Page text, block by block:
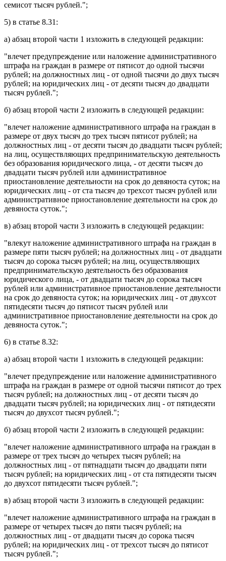
семисот тысяч рублей.";
5) в статье 8.31 :
а) абзац второй части 1 изложить в следующей редакции:
"влечет предупреждение или наложение административного
штрафа на граждан в размере от пятисот до одной тысячи
рублей; на должностных лиц - от одной тысячи до двух тысяч
рублей; на юридических лиц - от десяти тысяч до двадцати
тысяч рублей.";
б) абзац второй части 2 изложить в следующей редакции:
"влечет наложение административного штрафа на граждан в
размере от двух тысяч до трех тысяч пятисот рублей; на
должностных лиц - от десяти тысяч до двадцати тысяч рублей;
на лиц, осуществляющих предпринимательскую деятельность
без образования юридического лица, - от десяти тысяч до
двадцати тысяч рублей или административное
приостановление деятельности на срок до девяноста суток; на
юридических лиц - от ста тысяч до трехсот тысяч рублей или
административное приостановление деятельности на срок до
девяноста суток.";
в) абзац второй части 3 изложить в следующей редакции:
"влекут наложение административного штрафа на граждан в
размере пяти тысяч рублей; на должностных лиц - от двадцати
тысяч до сорока тысяч рублей; на лиц, осуществляющих
предпринимательскую деятельность без образования
юридического лица, - от двадцати тысяч до сорока тысяч
рублей или административное приостановление деятельности
на срок до девяноста суток; на юридических лиц - от двухсот
пятидесяти тысяч до пятисот тысяч рублей или
административное приостановление деятельности на срок до
девяноста суток.";
6) в статье 8.32:
а) абзац второй части 1 изложить в следующей редакции:
"влечет предупреждение или наложение административного
штрафа на граждан в размере от одной тысячи пятисот до трех
тысяч рублей; на должностных лиц - от десяти тысяч до
двадцати тысяч рублей; на юридических лиц - от пятидесяти
тысяч до двухсот тысяч рублей.";
б) абзац второй части 2 изложить в следующей редакции:
"влечет наложение административного штрафа на граждан в
размере от трех тысяч до четырех тысяч рублей; на
должностных лиц - от пятнадцати тысяч до двадцати пяти
тысяч рублей; на юридических лиц - от ста пятидесяти тысяч
до двухсот пятидесяти тысяч рублей.";
в) абзац второй части 3 изложить в следующей редакции:
"влечет наложение административного штрафа на граждан в
размере от четырех тысяч до пяти тысяч рублей; на
должностных лиц - от двадцати тысяч до сорока тысяч
рублей; на юридических лиц - от трехсот тысяч до пятисот
тысяч рублей.";